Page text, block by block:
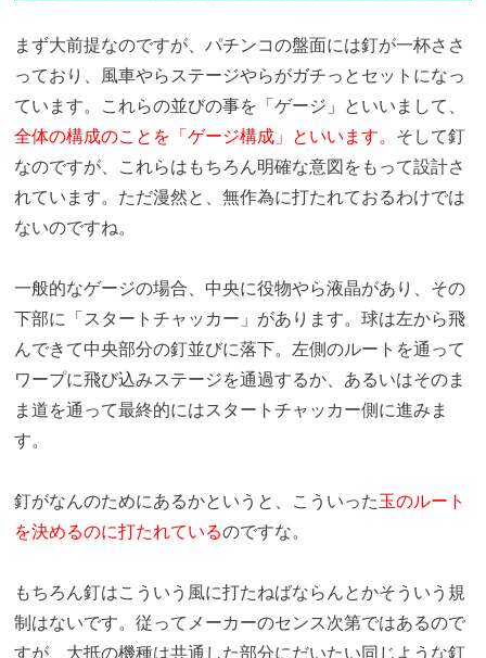
まず大前提なのですが、パチンコの盤面には釘が一杯ささ
っており、風車やらステージやらがガチっとセットになっ
ています。これらの並びの事を「ゲージ」といいまして、
全体の構成のことを「ゲージ構成」といいます。 そして釘
なのですが、これらはもちろん明確な意図をもって設計さ
れています。ただ漫然と、無作為に打たれておるわけでは
ないのですね。
一般的なゲージの場合、中央に役物やら液晶があり、その
下部に「スタートチャッカー」があります。球は左から飛
んできて中央部分の釘並びに落下。左側のルートを通って
ワープに飛び込みステージを通過するか、あるいはそのま
ま道を通って最終的にはスタートチャッカー側に進みま
す。
釘がなんのためにあるかというと、こういった玉のルート
を決めるのに打たれているのですな。
もちろん釘はこういう風に打たねばならんとかそういう規
制はないです。従ってメーカーのセンス次第ではあるので
すが、大抵の機種は共通した部分にだいたい同じような釘